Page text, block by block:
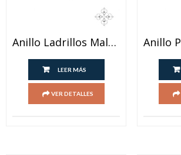
Anillo Ladrillos Malaquita
LEER MÁS
VER DETALLES